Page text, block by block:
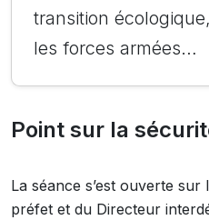
transition
les forces armées…
Point sur la
La séance s’est ouverte
préfet et du Directeur